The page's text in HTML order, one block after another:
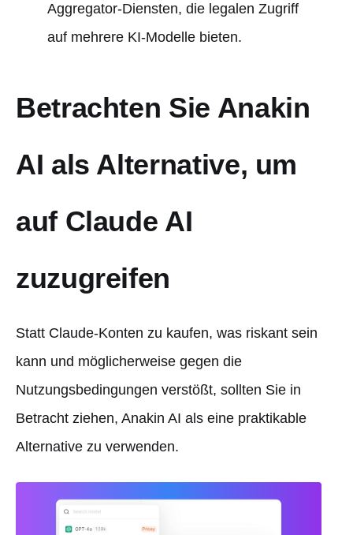
Aggregator-Diensten, die legalen Zugriff
auf mehrere KI-Modelle bieten.
Betrachten Sie Anakin
AI als Alternative, um
auf Claude AI
zuzugreifen
Statt Claude-Konten zu kaufen, was riskant sein
kann und möglicherweise gegen die
Nutzungsbedingungen verstößt, sollten Sie in
Betracht ziehen, Anakin AI als eine praktikable
Alternative zu verwenden.